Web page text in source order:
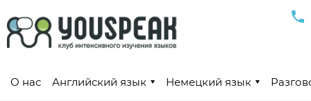
О нас Английский язык Немецкий язык